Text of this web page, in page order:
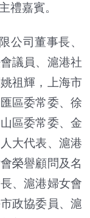
禮嘉賓。
公司董事長、
議員、滬港社
祖輝，上海市
區委常委、徐
區委常委、金
大代表、滬港
榮譽顧問及名
、滬港婦女會
政協委員、滬